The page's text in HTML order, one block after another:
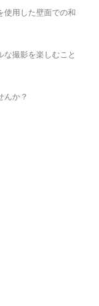
使用した壁面での和
な撮影を楽しむこと
んか？